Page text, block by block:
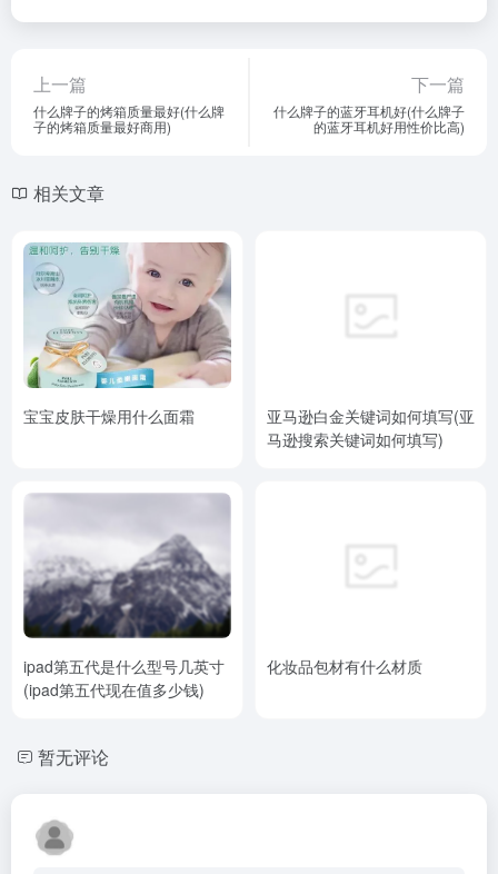
上一篇
什么牌子的烤箱质量最好(什么牌
子的烤箱质量最好商用)
下一篇
什么牌子的蓝牙耳机好(什么牌子
的蓝牙耳机好用性价比高)
相关文章
宝宝皮肤干燥用什么面霜
亚马逊白金关键词如何填写(亚
马逊搜索关键词如何填写)
ipad第五代是什么型号几英寸
(ipad第五代现在值多少钱)
化妆品包材有什么材质
暂无评论